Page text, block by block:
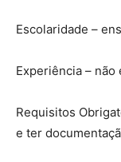
Escolaridade –
Experiência – não
Requisitos
e ter